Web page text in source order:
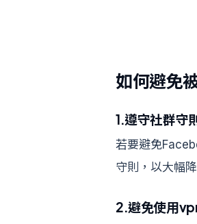
如何避免
1.遵守社群守
若要避免
守則，以大幅
2.避免使用